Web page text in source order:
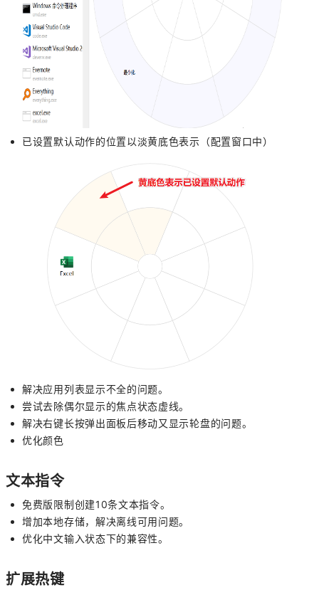
已设置默认动作的位置以淡黄底色表示（配置窗口中）
解决应用列表显示不全的问题。
尝试去除偶尔显示的焦点状态虚线。
解决右键长按弹出面板后移动又显示轮盘的问题。
优化颜色
文本指令
免费版限制创建10条文本指令。
增加本地存储，解决离线可用问题。
优化中文输入状态下的兼容性。
扩展热键